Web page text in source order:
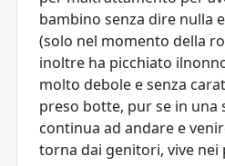
bambino senza dire nulla
(solo nel momento della
inoltre ha picchiato
molto debole e senza
preso botte, pur se in una
continua ad andare e
torna dai genitori, vive nei